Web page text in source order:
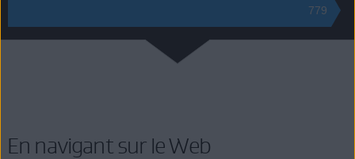
779
En navigant sur le Web